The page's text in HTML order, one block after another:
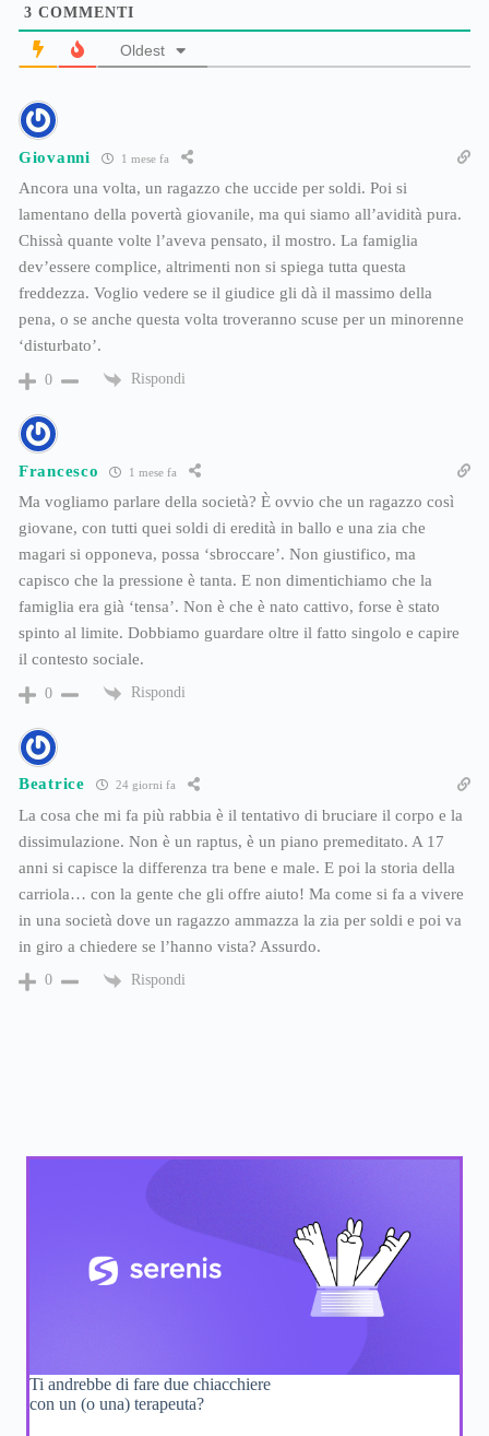
3 COMMENTI
Oldest
Giovanni 1 mese fa
Ancora una volta, un ragazzo che uccide per soldi. Poi si
lamentano della povertà giovanile, ma qui siamo all’avidità pura.
Chissà quante volte l’aveva pensato, il mostro. La famiglia
dev’essere complice, altrimenti non si spiega tutta questa
freddezza. Voglio vedere se il giudice gli dà il massimo della
pena, o se anche questa volta troveranno scuse per un minorenne
‘disturbato’.
0 Rispondi
Francesco 1 mese fa
Ma vogliamo parlare della società? È ovvio che un ragazzo così
giovane, con tutti quei soldi di eredità in ballo e una zia che
magari si opponeva, possa ‘sbroccare’. Non giustifico, ma
capisco che la pressione è tanta. E non dimentichiamo che la
famiglia era già ‘tensa’. Non è che è nato cattivo, forse è stato
spinto al limite. Dobbiamo guardare oltre il fatto singolo e capire
il contesto sociale.
0 Rispondi
Beatrice 24 giorni fa
La cosa che mi fa più rabbia è il tentativo di bruciare il corpo e la
dissimulazione. Non è un raptus, è un piano premeditato. A 17
anni si capisce la differenza tra bene e male. E poi la storia della
carriola… con la gente che gli offre aiuto! Ma come si fa a vivere
in una società dove un ragazzo ammazza la zia per soldi e poi va
in giro a chiedere se l’hanno vista? Assurdo.
0 Rispondi
Ti andrebbe di fare due chiacchiere
con un (o una) terapeuta?